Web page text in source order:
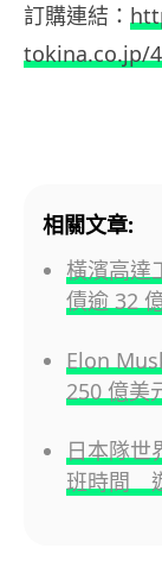
訂購連結：
tokina.co.jp/
相關文章:
橫濱高達
債逾 32
Elon
250 億美
日本隊世
班時間